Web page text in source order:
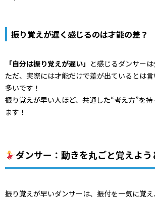
振り覚えが遅く感じるのは才能の差？
「自分は振り覚えが遅い」 と感じるダンサー
ただ、 実際には才能だけで差が出ているとは
多いです！
振り覚えが早い人ほど、共通した“考え方”を持
ます！
ダンサー：動きを丸ごと覚えよう
振り覚えが早いダンサーは、振付を一気に覚え